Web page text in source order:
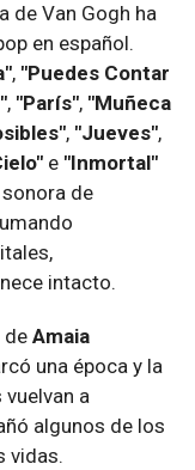
de Van Gogh ha
en español.
, "Puedes Contar
, "París", "Muñeca
, "Jueves",
e "Inmortal"
de
intacto.
de Amaia
una época y la
a
algunos de los
vidas.